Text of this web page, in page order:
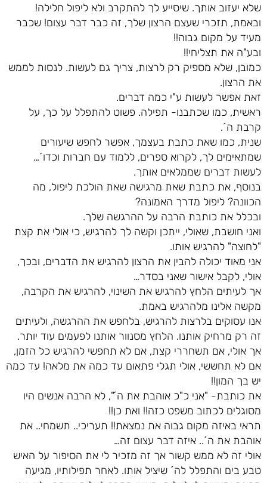
שלא יעזוב אותך. שיסייע לך להתקרב ולא ליפול חלילה!
ובאמת, תזכרי שעצם הרצון שלך, זה כבר דבר עצום! שכבר
מעיד על מקום גבוה!!
ובע"ה את תצליחי!!
כמובן, שלא מספיק רק לרצות, צריך גם לעשות. לנסות לממש
את הרצון.
זאת אפשר לעשות ע"י כמה דברים.
ראשית, כמו שכתבנו- תפילה. פשוט להתפלל על כך, על
קרבת ה´.
שנית, כמו שאת כתבת בעצמך, אפשר לחפש שיעורים
שמתאימים לך, לקרוא ספרים, ללמוד עם חברות וכדו´…
לעשות דברים שממלאים אותך.
בנוסף, את כתבת שאת מרגישה שאת הולכת ליפול, מה
הכוונה? ליפול מדרך האמונה?
ובכלל את כותבת הרבה על ההרגשה שלך.
ואני חושבת, שאולי, ייתכן וקשה לך להרגיש, כי אולי את קצת
"לחוצה" להרגיש אותו.
אני מאוד יכולה להבין את הרצון להרגיש את הדברים, ובכך,
אולי, לקבל אישור שאני בסדר…
אך לעיתים הלחץ להרגיש את השינוי, להרגיש את הקרבה,
מקשה אלינו מלהרגיש באמת.
אנו עסוקים בלרצות להרגיש, בלחפש את ההרגשה, ולעיתים
זה רק מרחיק אותנו. הלחץ מסנוור אותנו לפעמים עוד יותר.
אך אולי, אם תשחררי קצת, אם לא תחפשי להרגיש כל הזמן,
אם לא תחששי, אולי תגלי פתאום עד כמה את מלאה! עד כמה
יש בך המון!!
את כותבת- "אני כ"כ אוהבת את ה´", לא הרבה אנשים היו
מסוגלים לכתוב משפט כזה!! ואת כן!!
תראי באיזה מקום גבוה את נמצאת!! תעריכי.. תשמחי.. את
אוהבת את ה´.. איזה דבר עצום זה…
אולי זה לא ממש קשור אך זה מזכיר לי את הסיפור על האיש
טבע בים והתפלל לה´ שיציל אותו. לאחר תפילותיו, מגיעה